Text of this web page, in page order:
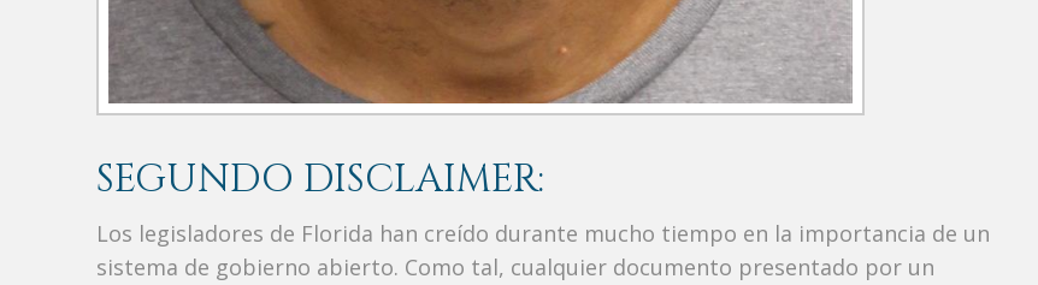
SEGUNDO DISCLAIMER:
Los legisladores de Florida han creído durante mucho tiempo en la importancia de un
sistema de gobierno abierto. Como tal, cualquier documento presentado por un